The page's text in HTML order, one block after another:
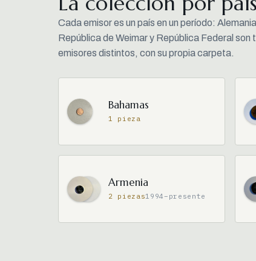
Cada emisor es un país en un período:
República de Weimar y República Federal son
emisores distintos, con su propia carpeta.
Bahamas
1 pieza
Armenia
2 piezas1994–presente